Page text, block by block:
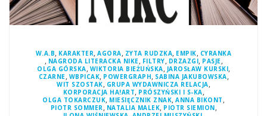
W.A.B, KARAKTER,AGORA, ZYTA RUDZKA, EMPIK, CYRANKA
, NAGRODA LITERACKA NIKE, FILTRY, DRZAZGI, PASJE,
OLGA GÓRSKA, WIKTORIA BIEŻUŃSKA, JAROSŁAW KURSKI,
CZARNE, WBPICAK, POWERGRAPH, SABINA JAKUBOWSKA,
WIT SZOSTAK, GRUPA WYDAWNICZA RELACJA,
KORPORACJA HA!ART, PRÓSZYŃSKI I S-KA,
OLGA TOKARCZUK, MIESIĘCZNIK ZNAK,ANNA BIKONT ,
PIOTR SOMMER, NATALIA MALEK, PIOTR SIEMION,